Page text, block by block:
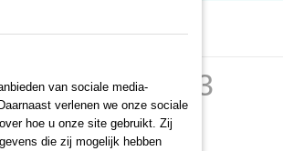
3
van sociale media-
verlenen we onze sociale
hoe u onze site gebruikt. Zij
die zij mogelijk hebben